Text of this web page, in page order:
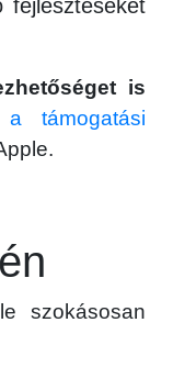
fejlesztéseket
is
támogatási
szokásosan